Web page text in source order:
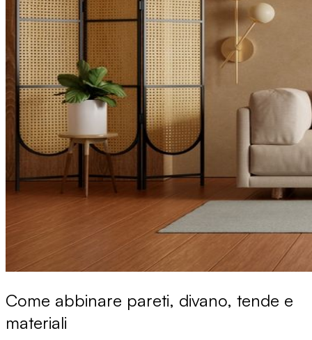
Come abbinare pareti, divano, tende e
materiali